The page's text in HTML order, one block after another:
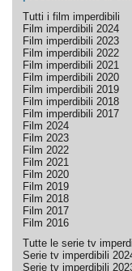
Tutti i film imperdibili
Film imperdibili 2024
Film imperdibili 2023
Film imperdibili 2022
Film imperdibili 2021
Film imperdibili 2020
Film imperdibili 2019
Film imperdibili 2018
Film imperdibili 2017
Film 2024
Film 2023
Film 2022
Film 2021
Film 2020
Film 2019
Film 2018
Film 2017
Film 2016
Tutte le serie tv
Serie tv imperdibili
Serie tv imperdibili